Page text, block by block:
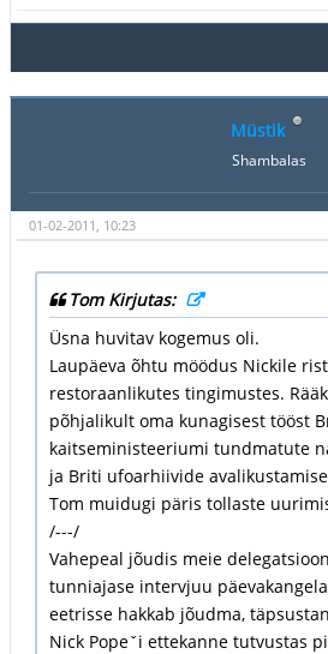
Müstik
Shambalas
01-02-2011, 10:23
Tom Kirjutas:
Üsna huvitav kogemus oli.
Laupäeva õhtu möödus Nickile
restoraanlikutes tingimustes.
põhjalikult oma kunagisest tööst
kaitseministeeriumi tundmatute
ja Briti ufoarhiivide
Tom muidugi päris tollaste
/---/
Vahepeal jõudis meie
tunniajase intervjuu
eetrisse hakkab jõudma,
Nick Popeˇi ettekanne tutvustas